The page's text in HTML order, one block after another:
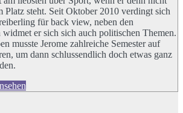
Platz steht. Seit Oktober 2010 verdingt sich
für back view, neben den
widmet er sich sich auch politischen Themen.
musste Jerome zahlreiche Semester auf
um dann schlussendlich doch etwas ganz